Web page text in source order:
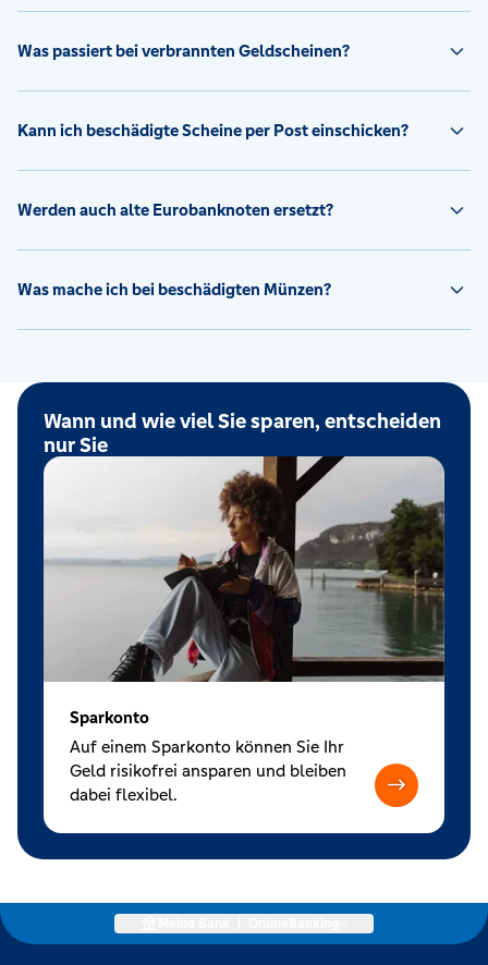
Was passiert bei verbrannten Geldscheinen?
Kann ich beschädigte Scheine per Post einschicken?
Werden auch alte Eurobanknoten ersetzt?
Was mache ich bei beschädigten Münzen?
Wann und wie viel Sie sparen, entscheiden
nur Sie
Sparkonto
Auf einem Sparkonto können Sie Ihr
Geld risikofrei ansparen und bleiben
dabei flexibel.